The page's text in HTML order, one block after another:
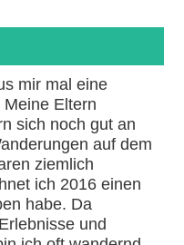
mir mal eine
Eltern
sich noch gut an
auf dem
ziemlich
ich 2016 einen
habe. Da
und